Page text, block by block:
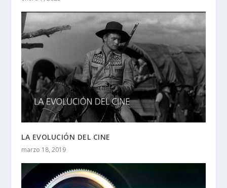
LA EVOLUCIÓN DEL CINE
marzo 18, 2019